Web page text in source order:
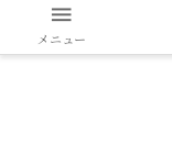

メニュー